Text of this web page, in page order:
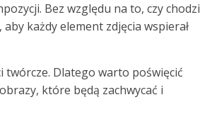
Bez względu na to, czy chodzi
każdy element zdjęcia wspierał
Dlatego warto poświęcić
które będą zachwycać i